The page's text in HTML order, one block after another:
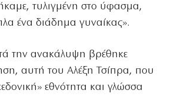
τυλιγμένη στο ύφασμα,
ένα διάδημα γυναίκας».
την ανακάλυψη βρέθηκε
αυτή του Αλέξη Τσίπρα, που
εθνότητα και γλώσσα